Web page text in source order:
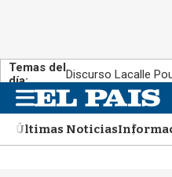
Temas del
día:
Discurso Lacalle
n
uÚltimas Noticias